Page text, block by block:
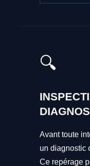
🔍
Avant toute
un diagnostic
Ce repérage